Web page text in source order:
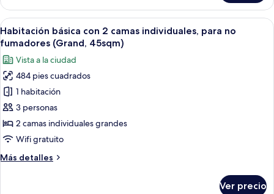
fumadores,
en
esquina
(Grand,
45sqm)
básica,
cama
King
para
no
fumadores,
en
esquina
45sqm)
Abrir
todas
las
fotos
de
Habitación
básica
con
2
individuales,
Habitación de hotel con dos camas,
13
Habitación básica con 2 camas individuales, para no
fumadores (Grand, 45sqm)
Vista a la ciudad
484 pies cuadrados
1 habitación
3 personas
2 camas individuales grandes
Wifi gratuito
Más detalles
Más
Ver precio